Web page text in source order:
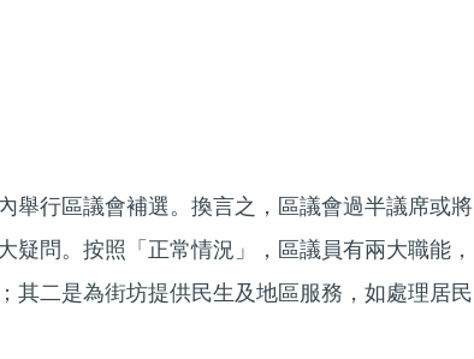
舉行區議會補選。換言之，區議會過半議席或將
疑問。按照「正常情況」，區議員有兩大職能，
其二是為街坊提供民生及地區服務，如處理居民